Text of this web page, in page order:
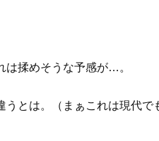
揉めそうな予感が…。
とは。（まぁこれは現代で